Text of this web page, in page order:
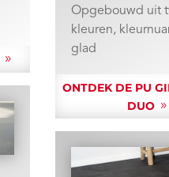
Opgebouwd uit
kleuren,
glad
ONTDEK DE PU
DUO